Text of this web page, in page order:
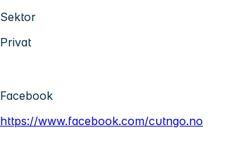
Sektor
Privat
Facebook
https://www.facebook.com/cutngo.no